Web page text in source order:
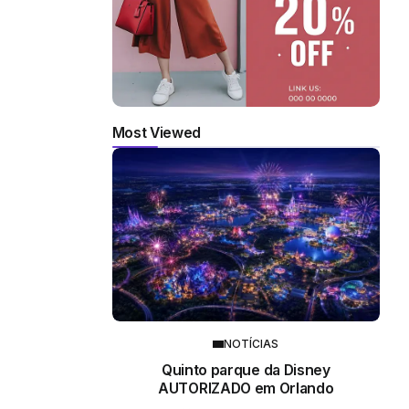
Most Viewed
NOTÍCIAS
Quinto parque da Disney
AUTORIZADO em Orlando